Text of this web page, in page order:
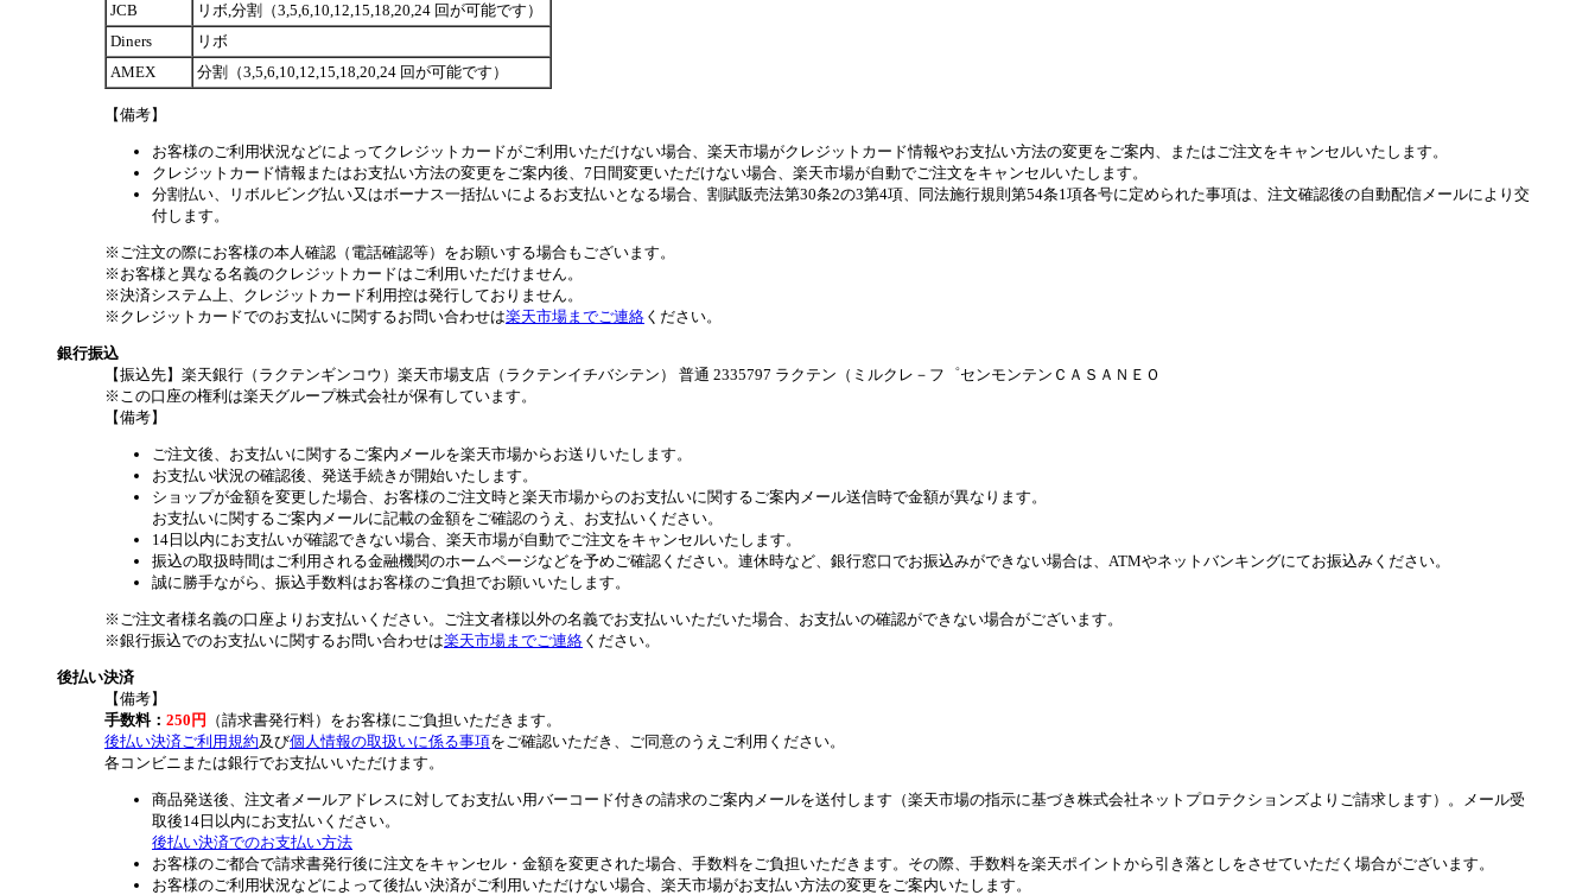
JCB
リボ,分割（3,5,6,10,12,15,18,20,24 回が可能です）
Diners
リボ
AMEX
分割（3,5,6,10,12,15,18,20,24 回が可能です）
【備考】
お客様のご利用状況などによってクレジットカードがご利用いただけない場合、楽天市場がクレジットカード情報やお支払い方法の変更をご案内、またはご注文をキャンセルいたします。
クレジットカード情報またはお支払い方法の変更をご案内後、7日間変更いただけない場合、楽天市場が自動でご注文をキャンセルいたします。
分割払い、リボルビング払い又はボーナス一括払いによるお支払いとなる場合、割賦販売法第30条2の3第4項、同法施行規則第54条1項各号に定められた事項は、注文確認後の自動配信メールにより交
付します。
※ご注文の際にお客様の本人確認（電話確認等）をお願いする場合もございます。
※お客様と異なる名義のクレジットカードはご利用いただけません。
※決済システム上、クレジットカード利用控は発行しておりません。
※クレジットカードでのお支払いに関するお問い合わせは楽天市場までご連絡 ください。
銀行振込
【振込先】楽天銀行（ラクテンギンコウ）楽天市場支店（ラクテンイチバシテン） 普通 2335797 ラクテン（ミルクレ－フ゜センモンテンＣＡＳＡＮＥＯ
※この口座の権利は楽天グループ株式会社が保有しています。
【備考】
ご注文後、お支払いに関するご案内メールを楽天市場からお送りいたします。
お支払い状況の確認後、発送手続きが開始いたします。
ショップが金額を変更した場合、お客様のご注文時と楽天市場からのお支払いに関するご案内メール送信時で金額が異なります。
お支払いに関するご案内メールに記載の金額をご確認のうえ、お支払いください。
14日以内にお支払いが確認できない場合、楽天市場が自動でご注文をキャンセルいたします。
振込の取扱時間はご利用される金融機関のホームページなどを予めご確認ください。連休時など、銀行窓口でお振込みができない場合は、ATMやネットバンキングにてお振込みください。
誠に勝手ながら、振込手数料はお客様のご負担でお願いいたします。
※ご注文者様名義の口座よりお支払いください。ご注文者様以外の名義でお支払いいただいた場合、お支払いの確認ができない場合がございます。
※銀行振込でのお支払いに関するお問い合わせは楽天市場までご連絡 ください。
後払い決済
【備考】
手数料： 250円
（請求書発行料）をお客様にご負担いただきます。
後払い決済ご利用規約及び個人情報の取扱いに係る事項をご確認いただき、ご同意のうえご利用ください。
各コンビニまたは銀行でお支払いいただけます。
商品発送後、注文者メールアドレスに対してお支払い用バーコード付きの請求のご案内メールを送付します（楽天市場の指示に基づき株式会社ネットプロテクションズよりご請求します）。メール受
取後14日以内にお支払いください。
後払い決済でのお支払い方法
お客様のご都合で請求書発行後に注文をキャンセル・金額を変更された場合、手数料をご負担いただきます。その際、手数料を楽天ポイントから引き落としをさせていただく場合がございます。
お客様のご利用状況などによって後払い決済がご利用いただけない場合、楽天市場がお支払い方法の変更をご案内いたします。